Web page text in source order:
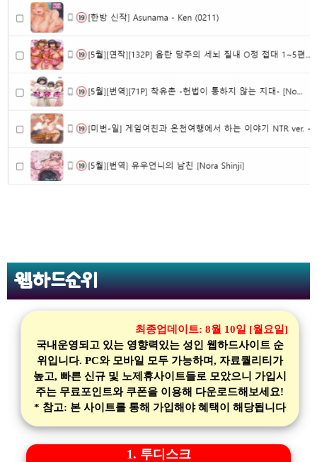
웹하드순위
최종업데이트: 8월 10일 [월요일]
국내운영되고 있는 영향력있는 성인 웹하드사이트 순
위입니다. PC와 모바일 모두 가능하며, 자료퀄리티가
높고, 빠른 신규 및 노제휴사이트들로 모았으니 가입시
주는 무료포인트와 쿠폰을 이용해 다운로드해보세요!
* 참고: 본 사이트를 통해 가입해야 혜택이 해당됩니다
1. 투디스크